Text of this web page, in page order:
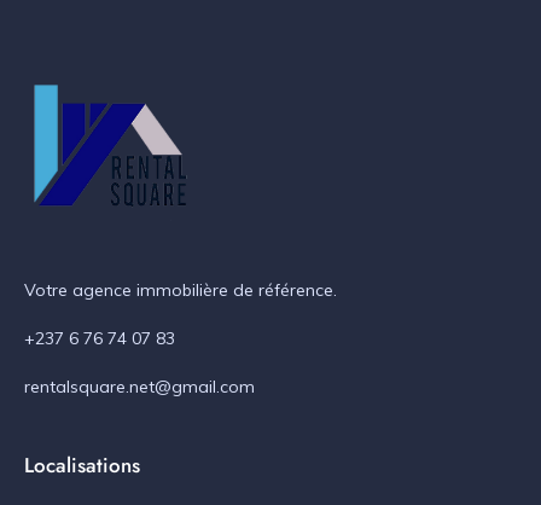
Votre agence immobilière de référence.
+237 6 76 74 07 83
rentalsquare.net@gmail.com
Localisations